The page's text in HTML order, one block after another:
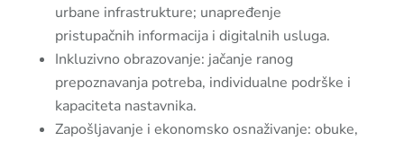
urbane infrastrukture; unapređenje
pristupačnih informacija i digitalnih usluga.
Inkluzivno obrazovanje: jačanje ranog
prepoznavanja potreba, individualne podrške i
kapaciteta nastavnika.
Zapošljavanje i ekonomsko osnaživanje: obuke,